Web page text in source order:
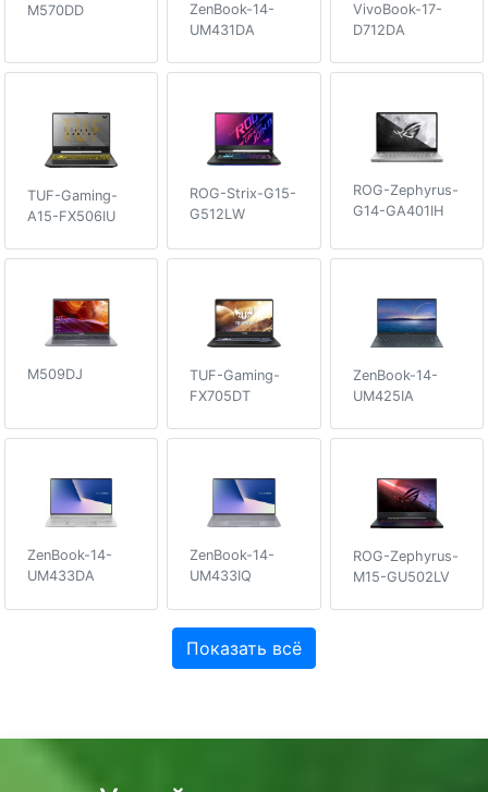
M570DD
ZenBook-14-
UM431DA
VivoBook-17-
D712DA
TUF-Gaming-
A15-FX506IU
ROG-Strix-G15-
G512LW
ROG-Zephyrus-
G14-GA401IH
M509DJ
TUF-Gaming-
FX705DT
ZenBook-14-
UM425IA
ZenBook-14-
UM433DA
ZenBook-14-
UM433IQ
ROG-Zephyrus-
M15-GU502LV
Показать всё